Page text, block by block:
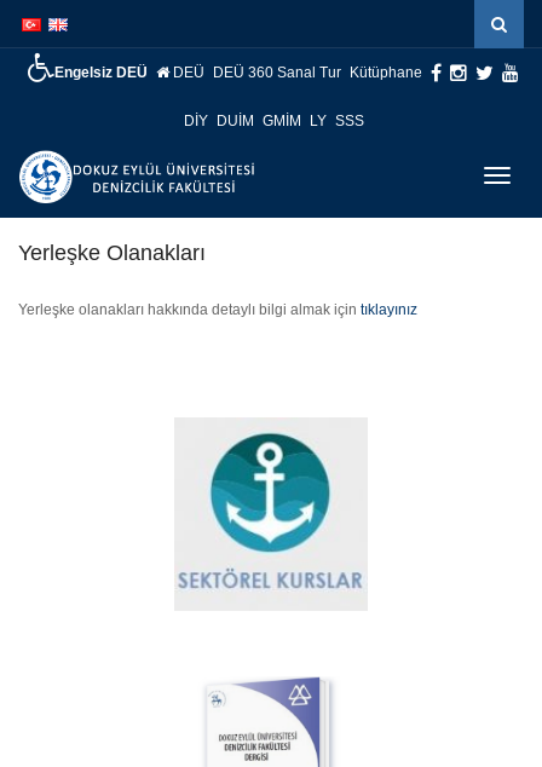
atla
atla
Engelsiz DEÜ DEÜ DEÜ 360 Sanal Tur Kütüphane
DİY DUİM GMİM LY SSS
Yerleşke Olanakları
Yerleşke olanakları hakkında detaylı bilgi almak için tıklayınız